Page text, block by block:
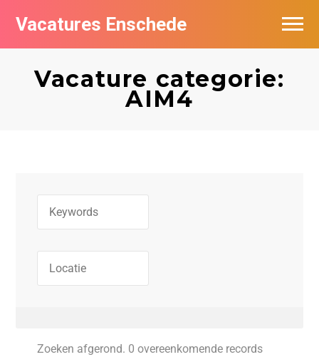
Vacatures Enschede
Vacature categorie:
AIM4
Zoeken afgerond. 0 overeenkomende records
Vacatures per bedrijf
De populairste vacatures in Enschede